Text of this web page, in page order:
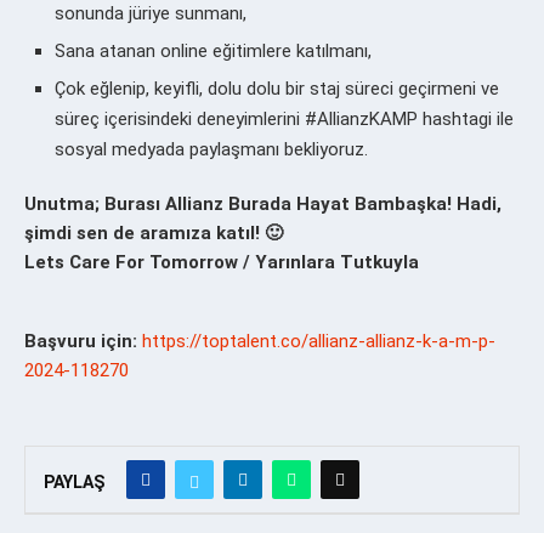
sonunda jüriye sunmanı,
Sana atanan online eğitimlere katılmanı,
Çok eğlenip, keyifli, dolu dolu bir staj süreci geçirmeni ve
süreç içerisindeki deneyimlerini #AllianzKAMP hashtagi ile
sosyal medyada paylaşmanı bekliyoruz.
Unutma; Burası Allianz Burada Hayat Bambaşka! Hadi,
şimdi sen de aramıza katıl! 🙂
Lets Care For Tomorrow / Yarınlara Tutkuyla
Başvuru için: https://toptalent.co/allianz-allianz-k-a-m-p-
2024-118270
PAYLAŞ